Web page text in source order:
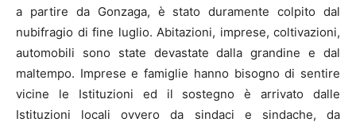
a partire da Gonzaga, è stato duramente colpito dal
nubifragio di fine luglio. Abitazioni, imprese, coltivazioni,
automobili sono state devastate dalla grandine e dal
maltempo. Imprese e famiglie hanno bisogno di sentire
vicine le Istituzioni ed il sostegno è arrivato dalle
Istituzioni locali ovvero da sindaci e sindache, da